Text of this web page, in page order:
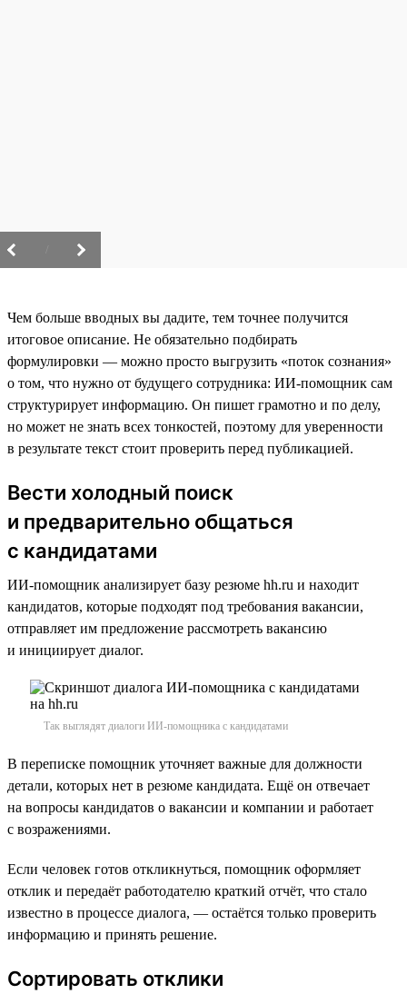
Чем больше вводных вы дадите, тем точнее получится
итоговое описание. Не обязательно подбирать
формулировки — можно просто выгрузить «поток сознания»
о том, что нужно от будущего сотрудника: ИИ-помощник сам
структурирует информацию. Он пишет грамотно и по делу,
но может не знать всех тонкостей, поэтому для уверенности
в результате текст стоит проверить перед публикацией.
Вести холодный поиск
и предварительно общаться
с кандидатами
ИИ-помощник анализирует базу резюме hh.ru и находит
кандидатов, которые подходят под требования вакансии,
отправляет им предложение рассмотреть вакансию
и инициирует диалог.
Так выглядят диалоги ИИ-помощника с кандидатами
В переписке помощник уточняет важные для должности
детали, которых нет в резюме кандидата. Ещё он отвечает
на вопросы кандидатов о вакансии и компании и работает
с возражениями.
Если человек готов откликнуться, помощник оформляет
отклик и передаёт работодателю краткий отчёт, что стало
известно в процессе диалога, — остаётся только проверить
информацию и принять решение.
Сортировать отклики